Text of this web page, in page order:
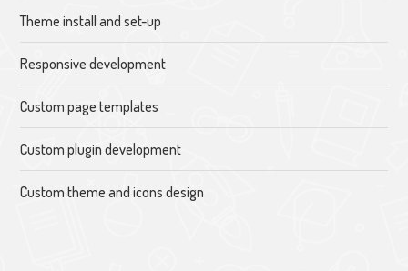
Theme install and set-up
Responsive development
Custom page templates
Custom plugin development
Custom theme and icons design